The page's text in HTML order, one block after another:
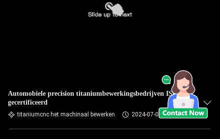
Automobiele precision titaniumbewerkingsbedrijven ISO9001
gecertificeerd
titaniumcnc het machinaal bewerken 2024-07-09